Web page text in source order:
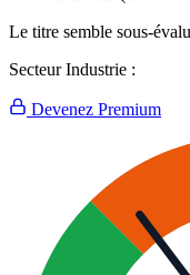
Le titre semble sous-
Secteur Industrie :
Devenez Premium